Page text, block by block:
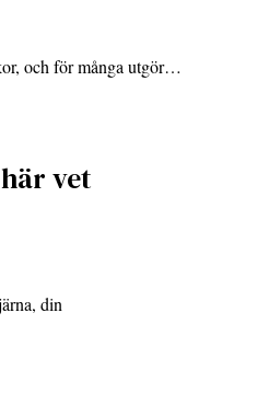
och för många utgör…
vet
din